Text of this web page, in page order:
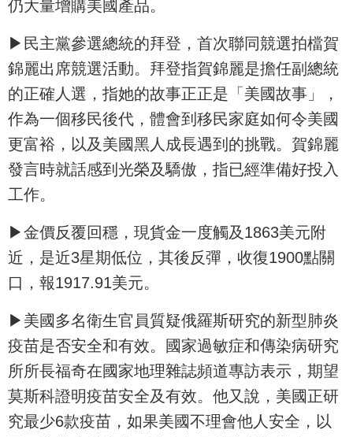
仍大量增購美國產品。
▶民主黨參選總統的拜登，首次聯同競選拍檔賀
錦麗出席競選活動。拜登指賀錦麗是擔任副總統
的正確人選，指她的故事正正是「美國故事」，
作為一個移民後代，體會到移民家庭如何令美國
更富裕，以及美國黑人成長遇到的挑戰。賀錦麗
發言時就話感到光榮及驕傲，指已經準備好投入
工作。
▶金價反覆回穩，現貨金一度觸及1863美元附
近，是近3星期低位，其後反彈，收復1900點關
口，報1917.91美元。
▶美國多名衛生官員質疑俄羅斯研究的新型肺炎
疫苗是否安全和有效。國家過敏症和傳染病研究
所所長福奇在國家地理雜誌頻道專訪表示，期望
莫斯科證明疫苗安全及有效。他又說，美國正研
究最少6款疫苗，如果美國不理會他人安全，以